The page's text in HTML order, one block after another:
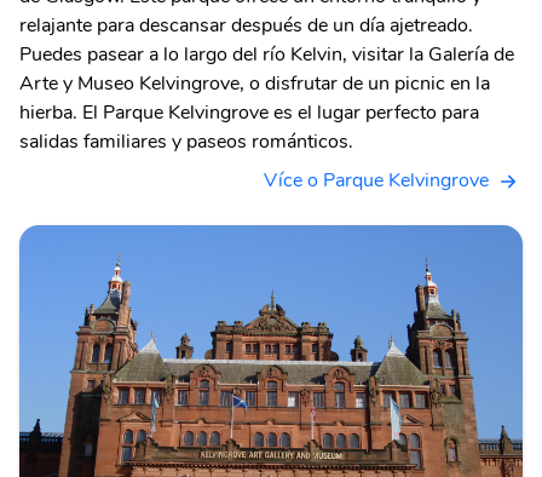
relajante para descansar después de un día ajetreado.
Puedes pasear a lo largo del río Kelvin, visitar la Galería de
Arte y Museo Kelvingrove, o disfrutar de un picnic en la
hierba. El Parque Kelvingrove es el lugar perfecto para
salidas familiares y paseos románticos.
Více o Parque Kelvingrove